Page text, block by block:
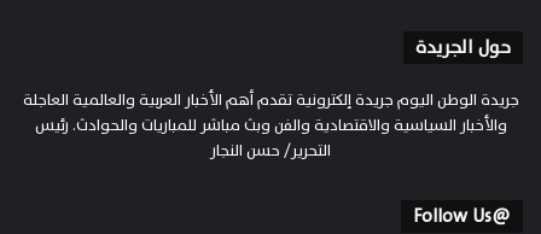
حول الجريدة
جريدة الوطن اليوم جريدة إلكترونية تقدم أهم الأخبار العربية والعالمية العاجلة
والأخبار السياسية والاقتصادية والفن وبث مباشر للمباريات والحوادث. رئيس
التحرير/ حسن النجار
@Follow Us